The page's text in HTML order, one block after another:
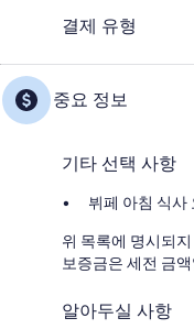
결제 유형
중요 정보
기타 선택 사항
뷔페 아침 식사
위 목록에 명시되
보증금은 세전 금
알아두실 사항